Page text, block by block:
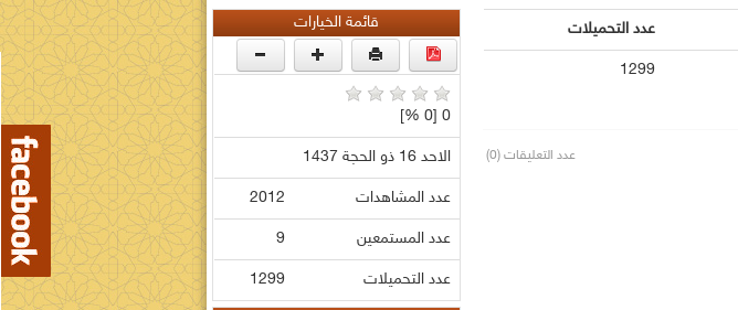
عدد التحميلات
1299
عدد التعليقات (0)
قائمة الخيارات
0 [0 %]
الاحد 16 ذو الحجة 1437
عدد المشاهدات 2012
عدد المستمعين 9
عدد التحميلات 1299